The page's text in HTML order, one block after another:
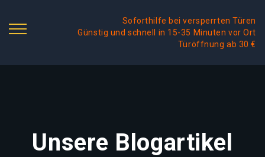
Soforthilfe bei versperrten Türen
Günstig und schnell in 15-35 Minuten vor Ort
Türöffnung ab 30 €
Unsere Blogartikel